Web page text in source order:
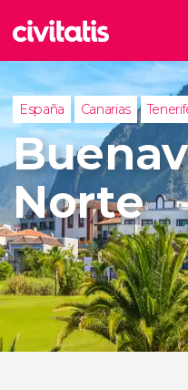
España Canarias
Norte